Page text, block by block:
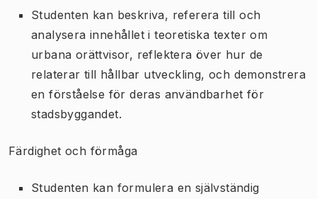
Studenten kan beskriva, referera till och
analysera innehållet i teoretiska texter om
urbana orättvisor, reflektera över hur de
relaterar till hållbar utveckling, och demonstrera
en förståelse för deras användbarhet för
stadsbyggandet.
Färdighet och förmåga
Studenten kan formulera en självständig